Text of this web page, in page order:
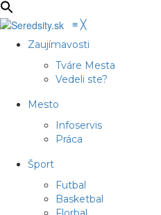
≡ ╳
Zaujímavosti
Tváre Mesta
Vedeli ste?
Mesto
Infoservis
Práca
Šport
Futbal
Basketbal